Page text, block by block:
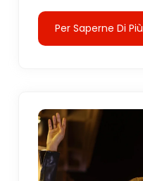
Per Saperne Di Più